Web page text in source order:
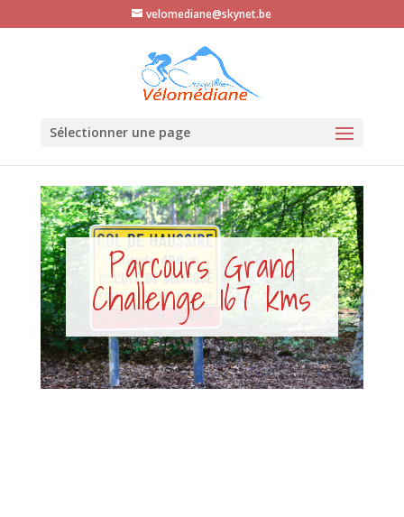
velomediane@skynet.be
Sélectionner une page
Parcours Grand
Challenge 167 kms